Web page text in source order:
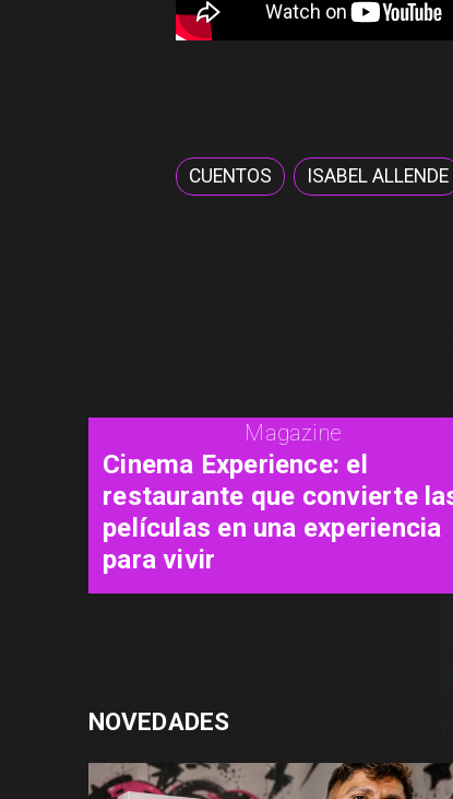
CUENTOS ISABEL ALLENDE
Magazine
Concurso de Acuarela Hardy
Wistuba 2026 abre
convocatoria con premio de
USD 3.000
NOVEDADES